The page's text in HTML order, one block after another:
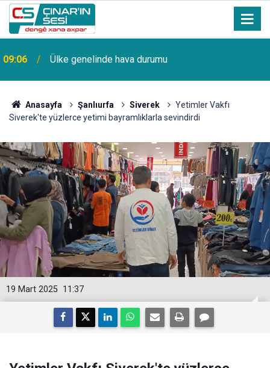
09:06 Ülke genelinde hava durumu
Anasayfa Şanlıurfa Siverek
Yetimler Vakfı
Siverek'te yüzlerce yetimi bayramlıklarla sevindirdi
11:37
19 Mart 2025